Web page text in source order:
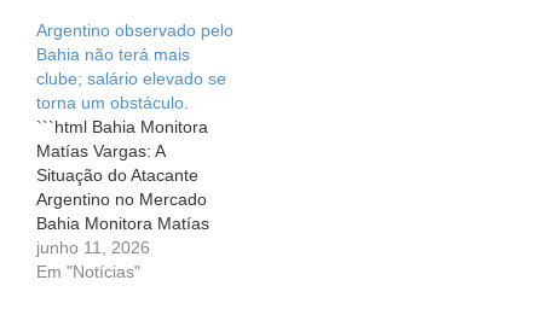
retorno ao nosso Tricolor,
está se despedindo da
Arábia Saudita. Porém, a
volta para a Fonte Nova
não será o que está no
horizonte. Destino:…
Argentino observado pelo
Bahia não terá mais
clube; salário elevado se
torna um obstáculo.
```html Bahia Monitora
Matías Vargas: A
Situação do Atacante
Argentino no Mercado
Bahia Monitora Matías
Vargas: A Situação do
Atacante Argentino no
junho 11, 2026
Em "Notícias"